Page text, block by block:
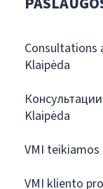
Consultations
Klaipėda
Klaipėda
VMI teikiamos
VMI kliento